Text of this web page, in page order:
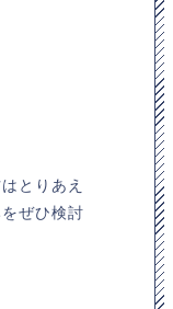
とりあえ
ぜひ検討